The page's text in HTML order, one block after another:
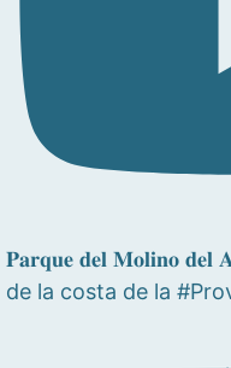
𝐏𝐚𝐫𝐪𝐮𝐞 𝐝𝐞𝐥 𝐌𝐨𝐥𝐢𝐧𝐨
de la costa de la